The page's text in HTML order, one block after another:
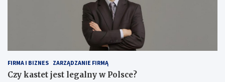
FIRMA I BIZNES ZARZĄDZANIE FIRMĄ
Czy kastet jest legalny w Polsce?